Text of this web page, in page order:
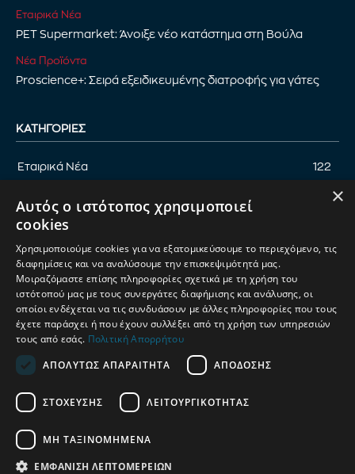
Εταιρικά Νέα
PET Supermarket: Άνοιξε νέο κατάστημα στη Βούλα
Νέα Προϊόντα
Proscience+: Σειρά εξειδικευμένης διατροφής για γάτες
ΚΑΤΗΓΟΡΊΕΣ
Εταιρικά Νέα 122
Αφιέρωμα
Νέα Προϊόντα
Παρουσίαση προϊόντων
Έρευνα 71
ΟΡΟΙ ΧΡΗΣΗΣ
×
Αυτός ο ιστότοπος χρησιμοποιεί
cookies
Χρησιμοποιούμε cookies για να εξατομικεύσουμε το περιεχόμενο, τις
διαφημίσεις και να αναλύσουμε την επισκεψιμότητά μας.
Μοιραζόμαστε επίσης πληροφορίες σχετικά με τη χρήση του
ιστότοπού μας με τους συνεργάτες διαφήμισης και ανάλυσης, οι
οποίοι ενδέχεται να τις συνδυάσουν με άλλες πληροφορίες που τους
έχετε παράσχει ή που έχουν συλλέξει από τη χρήση των υπηρεσιών
τους από εσάς. Πολιτική Απορρήτου
ΑΠΟΛΎΤΩΣ ΑΠΑΡΑΊΤΗΤΑ
ΑΠΌΔΟΣΗΣ
ΣΤΌΧΕΥΣΗΣ ΛΕΙΤΟΥΡΓΙΚΌΤΗΤΑΣ
ΜΗ ΤΑΞΙΝΟΜΗΜΈΝΑ
ΕΜΦΆΝΙΣΗ ΛΕΠΤΟΜΕΡΕΙΏΝ